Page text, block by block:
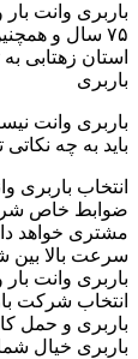
باربری وانت
۷۵ سال و
استان زهتابی
باربری
باربری وانت
باید به چه
انتخاب باربری
ضوابط خاص
مشتری خواهد
سرعت بالا
باربری وانت
انتخاب شرکت
باربری و حمل
باربری خیال